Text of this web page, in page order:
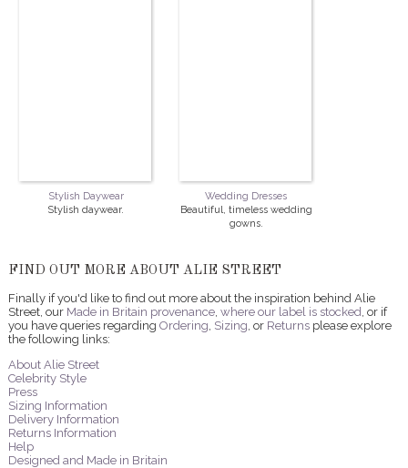
Stylish Daywear
Stylish daywear.
Wedding Dresses
Beautiful, timeless wedding
gowns.
FIND OUT MORE ABOUT ALIE STREET
Finally if you'd like to find out more about the inspiration behind Alie
Street, our Made in Britain provenance, where our label is stocked, or if
you have queries regarding Ordering, Sizing, or Returnsplease explore
the following links:
About Alie Street
Celebrity Style
Press
Sizing Information
Delivery Information
Returns Information
Help
Designed and Made in Britain